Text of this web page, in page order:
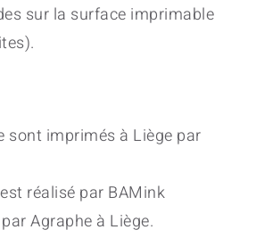
sur la surface imprimable
sont imprimés à Liège par
réalisé par BAMink
Agraphe à Liège.